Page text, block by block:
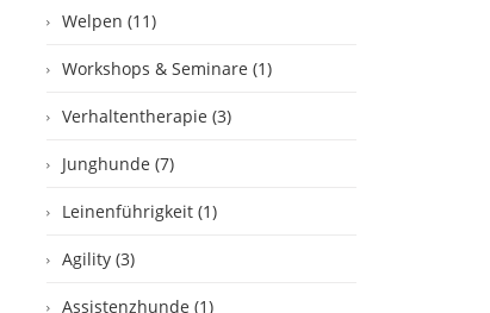
Welpen (11)
Workshops & Seminare (1)
Verhaltentherapie (3)
Junghunde (7)
Leinenführigkeit (1)
Agility (3)
Assistenzhunde (1)